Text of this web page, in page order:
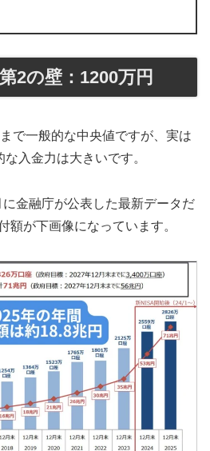
2の壁：1200万円
で一般的な中央値ですが、実は
入金力は大きいです。
金融庁が公表した最新データだ
額が下画像になっています。